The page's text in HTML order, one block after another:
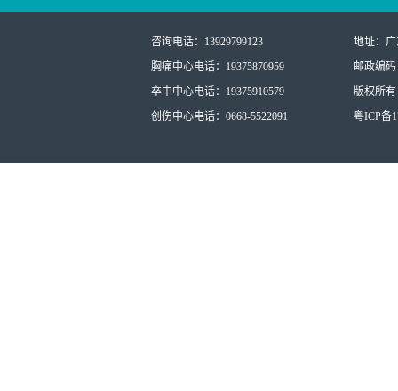
咨询电话：13929799123
胸痛中心电话：19375870959
卒中中心电话：19375910579
创伤中心电话：0668-5522091
地址：
邮政编码
版权所
粤ICP备